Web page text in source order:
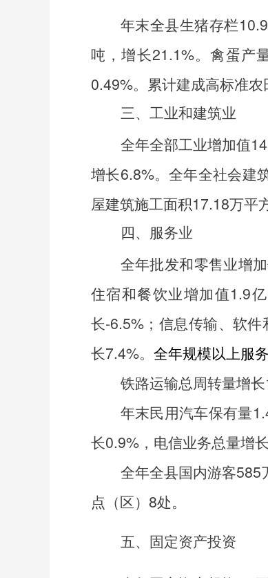
年末全县生猪存栏
吨，增长21.1%。禽蛋产
0.49%。累计建成高标准农
三、工业和建筑业
全年全部工业增加值
增长6.8%。全年全社会建
屋建筑施工面积17.18万平
四、服务业
全年批发和零售业增
住宿和餐饮业增加值1.9
长-6.5% ；信息传输、软
长7.4%。 全年规模以上服
铁路运输总周转量增长
年末民用汽车保有量
长0.9%，电信业务总量增长
全年全县国内游客585
点（区） 8处。
五、固定资产投资